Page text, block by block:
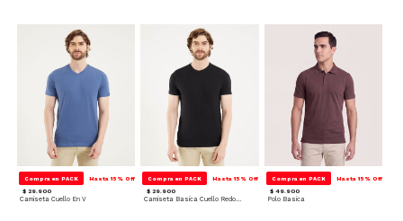
Compra en PACK Hasta 15% Off
$ 29.900
Camiseta Cuello En V
Compra en PACK Hasta 15% Off
$ 29.900
Camiseta Basica Cuello Redondo
Compra en PACK Hasta 15% Off
$ 49.900
Polo Basica